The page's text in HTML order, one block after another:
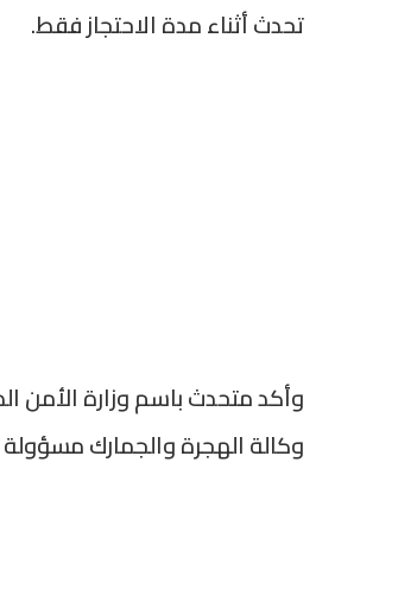
تحدث أثناء مدة الاحتجاز فقط.
وأكد متحدث باسم وزارة الأمن
وكالة الهجرة والجمارك